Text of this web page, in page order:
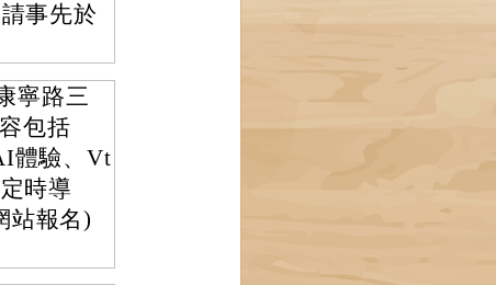
事先於
寧路三
包括
體驗、Vt
時導
站報名)